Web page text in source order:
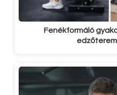
Fenékformáló